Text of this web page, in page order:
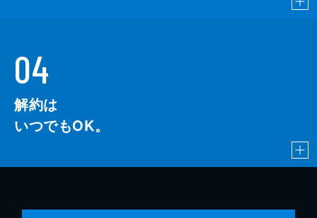
04
解約は
いつでもOK。